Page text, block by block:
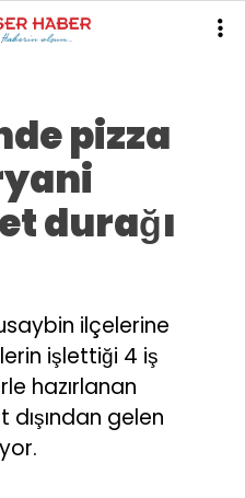
YAZARLAR
pizza
durağı
ilçelerine
işlettiği 4 iş
hazırlanan
gelen